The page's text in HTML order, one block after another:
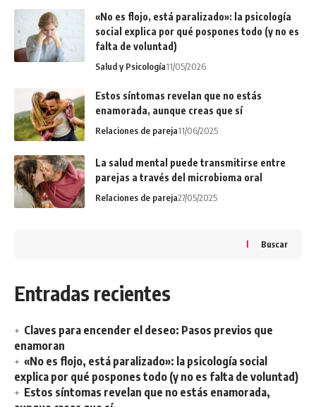
«No es flojo, está paralizado»: la psicología
social explica por qué pospones todo (y no es
falta de voluntad)
Salud y Psicología11/05/2026
Estos síntomas revelan que no estás
enamorada, aunque creas que sí
Relaciones de pareja11/06/2025
La salud mental puede transmitirse entre
parejas a través del microbioma oral
Relaciones de pareja27/05/2025
Buscar
Entradas recientes
Claves para encender el deseo: Pasos previos que
enamoran
«No es flojo, está paralizado»: la psicología social
explica por qué pospones todo (y no es falta de voluntad)
Estos síntomas revelan que no estás enamorada,